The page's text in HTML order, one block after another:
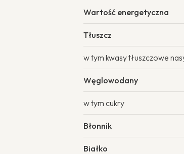
Wartość energetyczna
Tłuszcz
w tym kwasy tłuszczowe
Węglowodany
w tym cukry
Błonnik
Białko